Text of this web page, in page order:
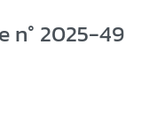
n° 2025-49